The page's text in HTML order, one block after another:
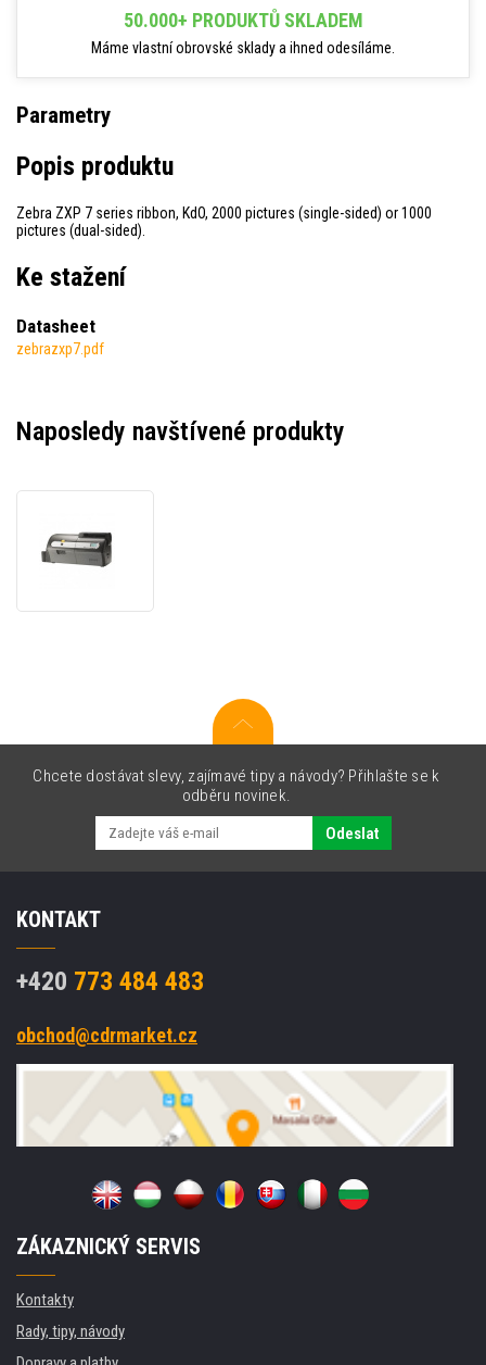
50.000+ PRODUKTŮ SKLADEM
Máme vlastní obrovské sklady a ihned odesíláme.
Parametry
Popis produktu
Zebra ZXP 7 series ribbon, KdO, 2000 pictures (single-sided) or 1000
pictures (dual-sided).
Ke stažení
Datasheet
zebrazxp7.pdf
Naposledy navštívené produkty
7
Chcete dostávat slevy, zajímavé tipy a návody? Přihlašte se k
odběru novinek.
Odeslat
KONTAKT
+420 773 484 483
obchod@cdrmarket.cz
ZÁKAZNICKÝ SERVIS
Kontakty
Rady, tipy, návody